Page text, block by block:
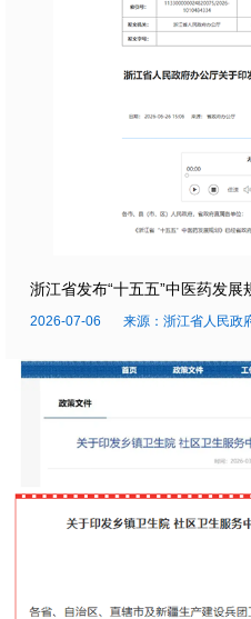
浙江省发布“十五五”中医药发展
2026-07-06 来源：浙江省人民政